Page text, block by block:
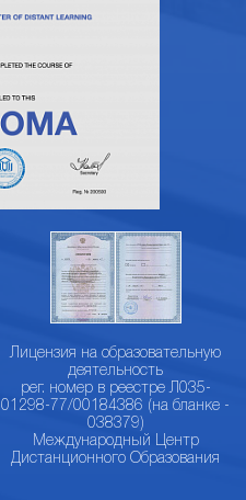
Лицензия на образовательную
деятельность
рег. номер в реестре Л035-
01298-77/00184386 (на бланке -
038379)
Международный Центр
Дистанционного Образования